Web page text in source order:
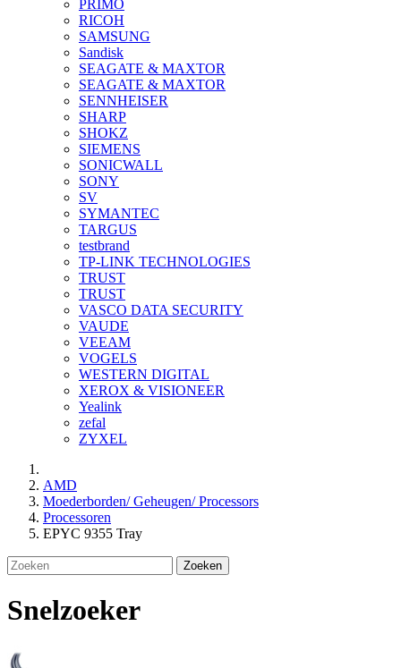
PRIMO
RICOH
SAMSUNG
Sandisk
SEAGATE & MAXTOR
SEAGATE & MAXTOR
SENNHEISER
SHARP
SHOKZ
SIEMENS
SONICWALL
SONY
SV
SYMANTEC
TARGUS
testbrand
TP-LINK TECHNOLOGIES
TRUST
TRUST
VASCO DATA SECURITY
VAUDE
VEEAM
VOGELS
WESTERN DIGITAL
XEROX & VISIONEER
Yealink
zefal
ZYXEL
AMD
Moederborden/ Geheugen/ Processors
Processoren
EPYC 9355 Tray
Zoeken
Snelzoeker